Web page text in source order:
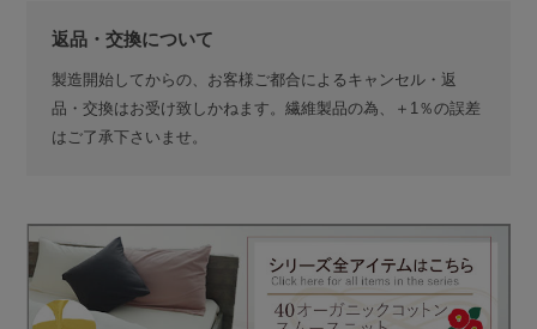
返品・交換について
製造開始してからの、お客様ご都合によるキャンセル・返
品・交換はお受け致しかねます。繊維製品の為、＋1％の誤差
はご了承下さいませ。